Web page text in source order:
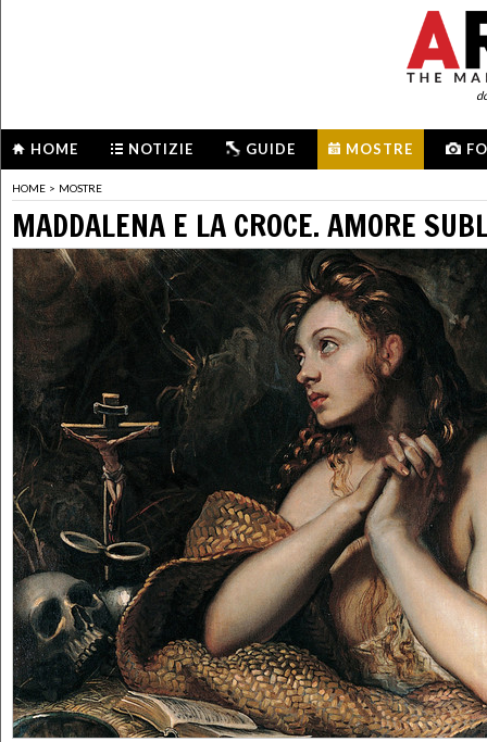
HOME NOTIZIE GUIDE MOSTRE
HOME > MOSTRE
MADDALENA E LA CROCE. AMORE